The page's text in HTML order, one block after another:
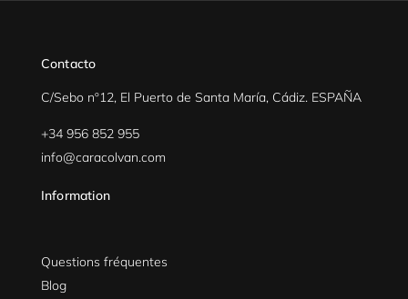
Contacto
C/Sebo nº12, El Puerto de Santa María, Cádiz. ESPAÑA
+34 956 852 955
info@caracolvan.com
Information
Questions fréquentes
Blog